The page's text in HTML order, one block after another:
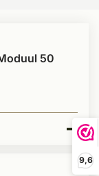
9,6
50